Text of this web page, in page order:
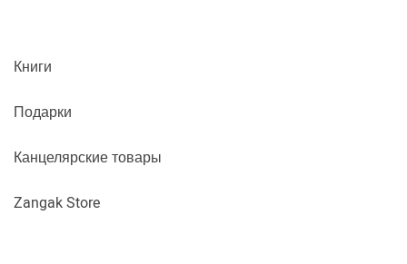
Книги
Подарки
Канцелярские товары
Zangak Store